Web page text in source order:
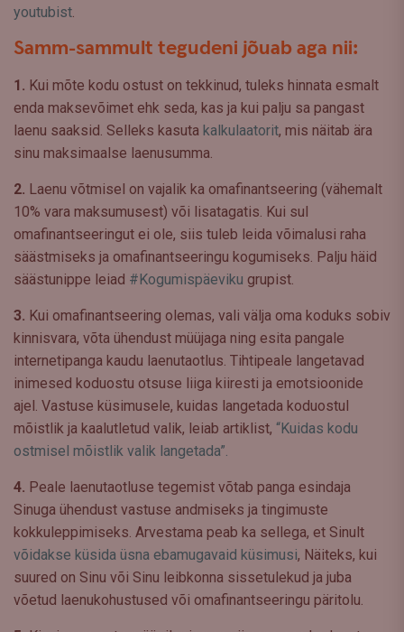
youtubist.
Samm-sammult tegudeni jõuab aga nii:
1. Kui mõte kodu ostust on tekkinud, tuleks hinnata esmalt
enda maksevõimet ehk seda, kas ja kui palju sa pangast
laenu saaksid. Selleks kasuta kalkulaatorit, mis näitab ära
sinu maksimaalse laenusumma.
2. Laenu võtmisel on vajalik ka omafinantseering (vähemalt
10% vara maksumusest) või lisatagatis. Kui sul
omafinantseeringut ei ole, siis tuleb leida võimalusi raha
säästmiseks ja omafinantseeringu kogumiseks. Palju häid
säästunippe leiad #Kogumispäeviku grupist.
3. Kui omafinantseering olemas, vali välja oma koduks sobiv
kinnisvara, võta ühendust müüjaga ning esita pangale
internetipanga kaudu laenutaotlus. Tihtipeale langetavad
inimesed koduostu otsuse liiga kiiresti ja emotsioonide
ajel. Vastuse küsimusele, kuidas langetada koduostul
mõistlik ja kaalutletud valik, leiab artiklist, “Kuidas kodu
ostmisel mõistlik valik langetada”.
4. Peale laenutaotluse tegemist võtab panga esindaja
Sinuga ühendust vastuse andmiseks ja tingimuste
kokkuleppimiseks. Arvestama peab ka sellega, et Sinult
võidakse küsida üsna ebamugavaid küsimusi, Näiteks, kui
suured on Sinu või Sinu leibkonna sissetulekud ja juba
võetud laenukohustused või omafinantseeringu päritolu.